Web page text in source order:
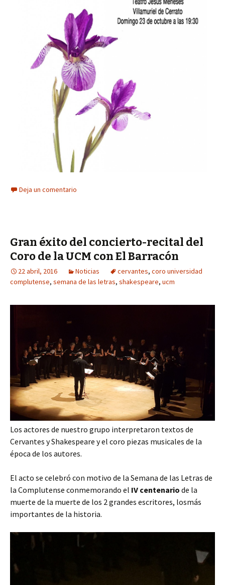
Deja un comentario
Gran éxito del concierto-recital del
Coro de la UCM con El Barracón
22 abril, 2016 Noticias cervantes, coro universidad
complutense, semana de las letras, shakespeare, ucm
Los actores de nuestro grupo interpretaron textos de
Cervantes y Shakespeare y el coro piezas musicales de la
época de los autores.
El acto se celebró con motivo de la Semana de las Letras de
la Complutense conmemorando el IV centenario de la
muerte de la muerte de los 2 grandes escritores, losmás
importantes de la historia.